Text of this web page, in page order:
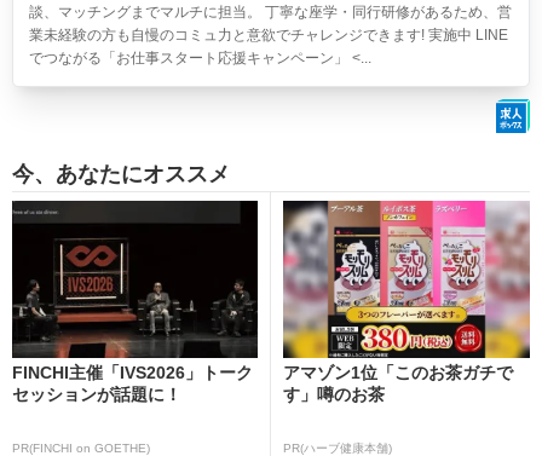
談、マッチングまでマルチに担当。 丁寧な座学・同行研修があるため、営
業未経験の方も自慢のコミュ力と意欲でチャレンジできます! 実施中 LINE
でつながる「お仕事スタート応援キャンペーン」 <...
今、あなたにオススメ
FINCHI主催「IVS2026」トーク
セッションが話題に！
PR(FINCHI on GOETHE)
アマゾン1位「このお茶ガチで
す」噂のお茶
PR(ハーブ健康本舗)